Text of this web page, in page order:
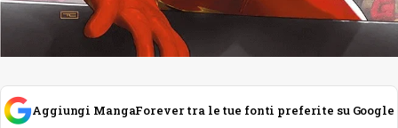
Aggiungi MangaForever tra le tue fonti preferite su Google